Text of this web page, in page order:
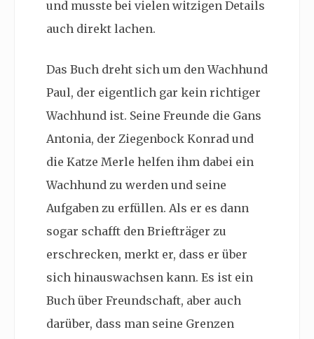
und musste bei vielen witzigen Details
auch direkt lachen.
Das Buch dreht sich um den Wachhund
Paul, der eigentlich gar kein richtiger
Wachhund ist. Seine Freunde die Gans
Antonia, der Ziegenbock Konrad und
die Katze Merle helfen ihm dabei ein
Wachhund zu werden und seine
Aufgaben zu erfüllen. Als er es dann
sogar schafft den Briefträger zu
erschrecken, merkt er, dass er über
sich hinauswachsen kann. Es ist ein
Buch über Freundschaft, aber auch
darüber, dass man seine Grenzen